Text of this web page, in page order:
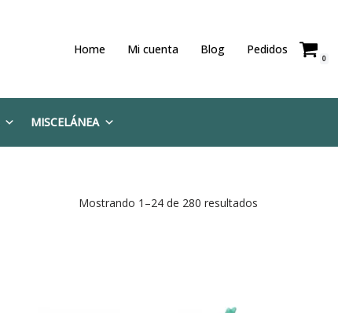
Home Mi cuenta Blog Pedidos
0
MISCELÁNEA
Mostrando 1–24 de 280 resultados